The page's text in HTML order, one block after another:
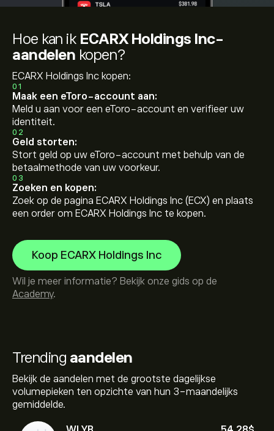
Trending aandelen
Bekijk de aandelen met de grootste dagelijkse
volumepieken ten opzichte van hun 3-maandelijks
gemiddelde.
Hoe kan ik ECARX Holdings Inc-
aandelen kopen?
ECARX Holdings Inc kopen:
01
Maak een eToro-account aan:
Meld u aan voor een eToro-account en verifieer uw
identiteit.
02
Geld storten:
Stort geld op uw eToro-account met behulp van de
betaalmethode van uw voorkeur.
03
Zoeken en kopen:
Zoek op de pagina ECARX Holdings Inc (ECX) en plaats
een order om ECARX Holdings Inc te kopen.
Koop ECARX Holdings Inc
Wil je meer informatie? Bekijk onze gids op de
Academy.